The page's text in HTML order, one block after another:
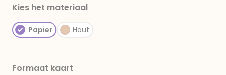
Kies het materiaal
Papier Hout
Formaat kaart